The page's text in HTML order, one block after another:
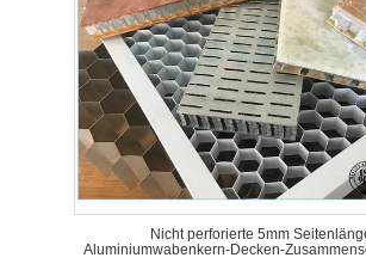
Nicht perforierte 5mm
Aluminiumwabenkern-Decken-